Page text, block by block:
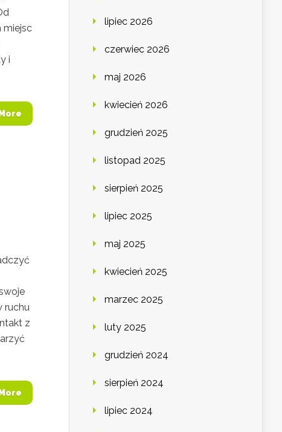
miejsc
i
ruchu
z
lipiec 2026
czerwiec 2026
maj 2026
kwiecień 2026
grudzień 2025
listopad 2025
sierpień 2025
lipiec 2025
maj 2025
kwiecień 2025
marzec 2025
luty 2025
grudzień 2024
sierpień 2024
lipiec 2024